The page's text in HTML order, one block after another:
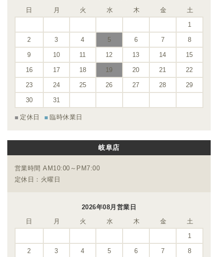
日
月 火 水 木 金
土
1
2 3 4 5 6 7 8
9 10 11 12 13 14 15
16 17 18 19 20 21 22
23 24 25 26 27 28 29
30 31
定休日 臨時休業日
岐阜店
営業時間 AM10:00～PM7:00
定休日：火曜日
2026年08月営業日
日
月 火 水 木 金
土
1
2 3 4 5 6 7 8